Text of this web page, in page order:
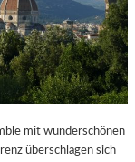
mit wunderschönen
überschlagen sich